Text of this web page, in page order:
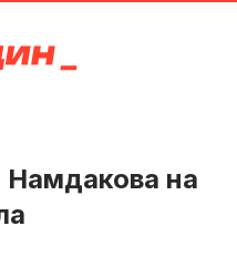
на